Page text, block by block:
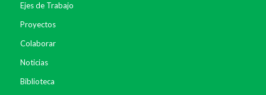
Ejes de Trabajo
Proyectos
Colaborar
Noticias
Biblioteca